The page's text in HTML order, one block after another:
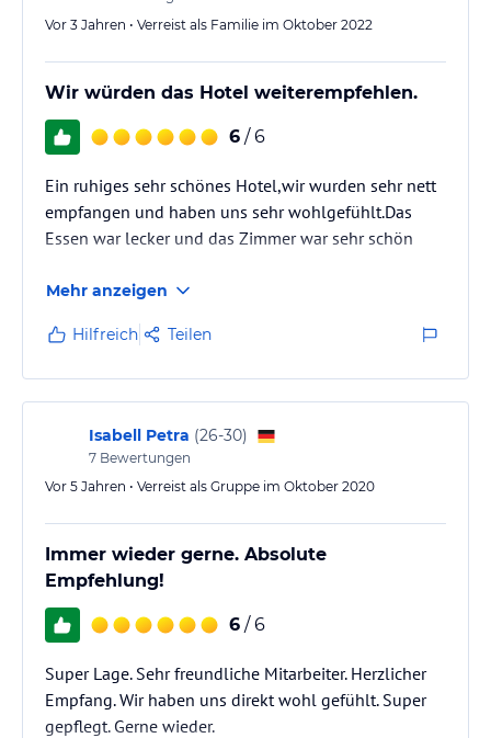
Vor 3 Jahren • Verreist als Familie im Oktober 2022
Wir würden das Hotel weiterempfehlen.
6 / 6
Ein ruhiges sehr schönes Hotel,wir wurden sehr nett
empfangen und haben uns sehr wohlgefühlt.Das
Essen war lecker und das Zimmer war sehr schön
Mehr anzeigen
Hilfreich Teilen
Isabell Petra (26-30)
7 Bewertungen
Vor 5 Jahren • Verreist als Gruppe im Oktober 2020
Immer wieder gerne. Absolute
Empfehlung!
6 / 6
Super Lage. Sehr freundliche Mitarbeiter. Herzlicher
Empfang. Wir haben uns direkt wohl gefühlt. Super
gepflegt. Gerne wieder.